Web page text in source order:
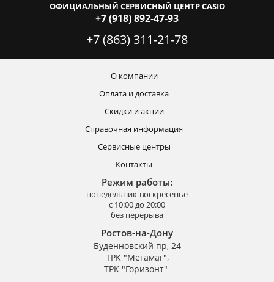
ОФИЦИАЛЬНЫЙ СЕРВИСНЫЙ ЦЕНТР CASIO
+7 (918) 892-47-93
+7 (863) 311-21-78
О компании
Оплата и доставка
Скидки и акции
Справочная информация
Сервисные центры
Контакты
Режим работы:
понедельник-воскресенье
с 10:00 до 20:00
без перерыва
Ростов-на-Дону
Буденновский пр, 24
ТРК "Мегамаг",
ТРК "Горизонт"